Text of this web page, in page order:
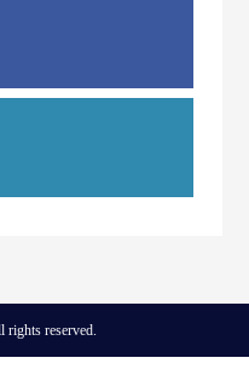
reserved.